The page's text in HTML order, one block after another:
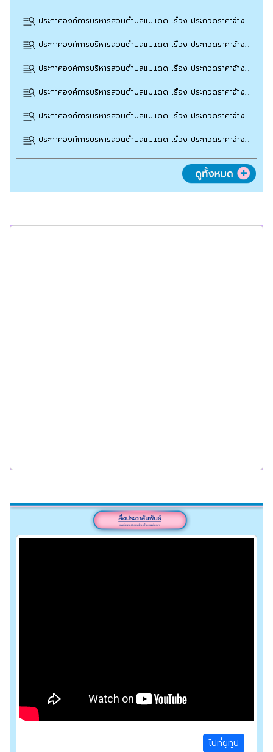
ประกาศองค์การบริหารส่วนตำบลแม่แดด เรื่อง ประกวดราคาจ้างก่อสร้างปรับปรุงถนนคอนกรีตเสริมเหล็ก หมู่ที่ 5 บ้านสบแม่แดด จำนวน 4 จุด ด้วยวิธีประกวดราคาอิเล็กทรอนิกส์ (e-bidding)
ประกาศองค์การบริหารส่วนตำบลแม่แดด เรื่อง ประกวดราคาจ้างก่อสร้างโครงการปรับปรุงถนนคอนกรีตเสริมเหล็ก รหัสทางหลวงท้องถิ่น ชม.ถ 159-001 สายทาง บ้านแม่แดดน้อย หมู่ที่ 4 เชื่อมบ้านแม่ตะละใต้ หมู่ที่ 3 ด้วยวิธีประกวดราคาอิเล็กทรอนิกส์ (e-bidding)
ประกาศองค์การบริหารส่วนตำบลแม่แดด เรื่อง ประกวดราคาจ้างก่อสร้างโครงการปรับปรุงถนนคอนกรีตเสริมเหล็ก รหัสทางหลวงท้องถิ่น ชม.ถ 159-002 สายทาง บ้านแม่ตะละม้ง หมู่ที่ 7 เชื่อมบ้านแม่ตะละเหนือ หมู่ที่ 2 ด้วยวิธีประกวดราคาอิเล็กทรอนิกส์ (e-bidding)
ประกาศองค์การบริหารส่วนตำบลแม่แดด เรื่อง ประกวดราคาจ้างก่อสร้างโครงการปรับปรุงถนนคอนกรีตเสริมเหล็ก รหัสทางหลวงท้องถิ่น ชม.ถ 159-001 สายทาง บ้านใหม่ห้วยปู หมู่ที่ 5 เชื่อมบ้านแม่ตะละใต้ หมู่ที่ 3 จำนวน 7 จุด ด้วยวิธีประกวดราคาอิเล็กทรอนิกส์ (e-bidding)
ประกาศองค์การบริหารส่วนตำบลแม่แดด เรื่อง ประกวดราคาจ้างก่อสร้างโครงการปรับปรุงถนนคอนกรีตเสริมเหล็ก รหัสทางหลวงท้องถิ่น ชม.ถ 159-002 สายทาง บ้านแม่ตะละม้ง หมู่ที่ 7 เชื่อมบ้านแม่ตะละเหนือ หมู่ที่ 2 ด้วยวิธีประกวดราคาอิเล็กทรอนิกส์ (e-bidding)
ประกาศองค์การบริหารส่วนตำบลแม่แดด เรื่อง ประกวดราคาจ้างก่อสร้างโครงการปรับปรุงถนนคอนกรีตเสริมเหล็ก รหัสทางหลวงท้องถิ่น ชม.ถ 159-003 สายทาง บ้านแม่ผาปู หมู่ที่ 1 ด้วยวิธีประกวดราคาอิเล็กทรอนิกส์ (e-bidding)
ไปที่ยูทูป